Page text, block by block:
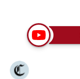
Moda